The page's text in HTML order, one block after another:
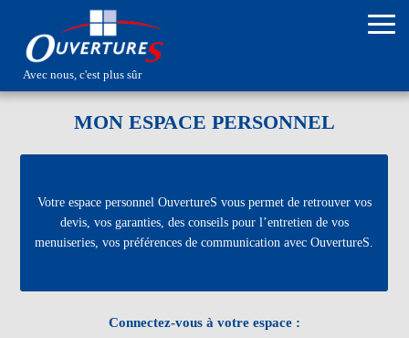
Avec nous, c'est plus sûr
MON ESPACE PERSONNEL
Votre espace personnel OuvertureS vous permet de retrouver vos
devis, vos garanties, des conseils pour l’entretien de vos
menuiseries, vos préférences de communication avec OuvertureS.
Connectez-vous à votre espace :